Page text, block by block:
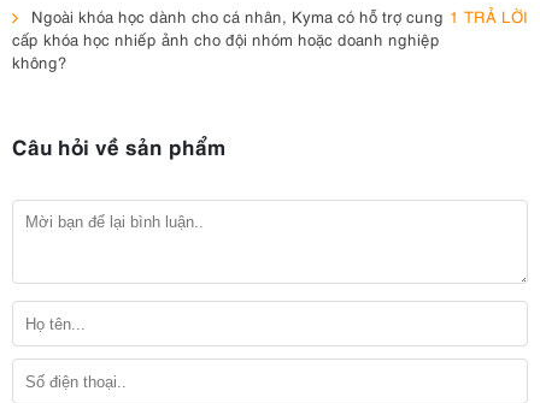
Ngoài khóa học dành cho cá nhân, Kyma có hỗ trợ cung
cấp khóa học nhiếp ảnh cho đội nhóm hoặc doanh nghiệp
không?
1 TRẢ LỜI
Câu hỏi về sản phẩm